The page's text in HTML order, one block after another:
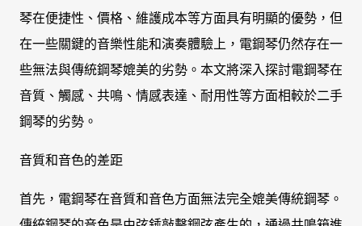
琴在便捷性、價格、維護成本等方面具有明顯的優勢，但
在一些關鍵的音樂性能和演奏體驗上，電鋼琴仍然存在一
些無法與傳統鋼琴媲美的劣勢。本文將深入探討電鋼琴在
音質、觸感、共鳴、情感表達、耐用性等方面相較於二手
鋼琴的劣勢。
音質和音色的差距
首先，電鋼琴在音質和音色方面無法完全媲美傳統鋼琴。